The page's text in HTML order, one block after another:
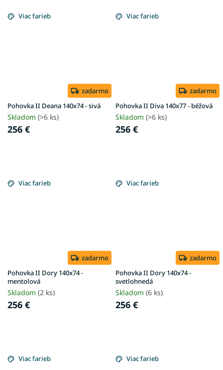
Viac farieb
zadarmo
Pohovka II Deana 140x74 - sivá
Skladom (>6 ks)
256 €
Viac farieb
zadarmo
Pohovka II Diva 140x77 - béžová
Skladom (>6 ks)
256 €
Viac farieb
zadarmo
Pohovka II Dory 140x74 -
mentolová
Skladom (2 ks)
256 €
Viac farieb
zadarmo
Pohovka II Dory 140x74 -
svetlohnedá
Skladom (6 ks)
256 €
Viac farieb Viac farieb